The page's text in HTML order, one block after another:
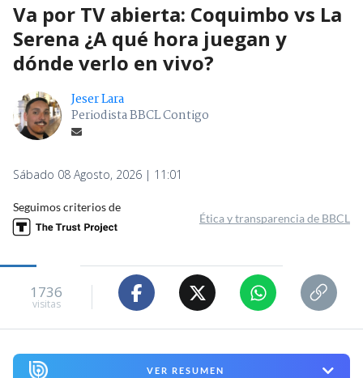
Va por TV abierta: Coquimbo vs La
Serena ¿A qué hora juegan y
dónde verlo en vivo?
Jeser Lara
Periodista BBCL Contigo
Sábado 08 Agosto, 2026 | 11:01
Seguimos criterios de
Ética y transparencia de BBCL
1736
visitas
VER RESUMEN